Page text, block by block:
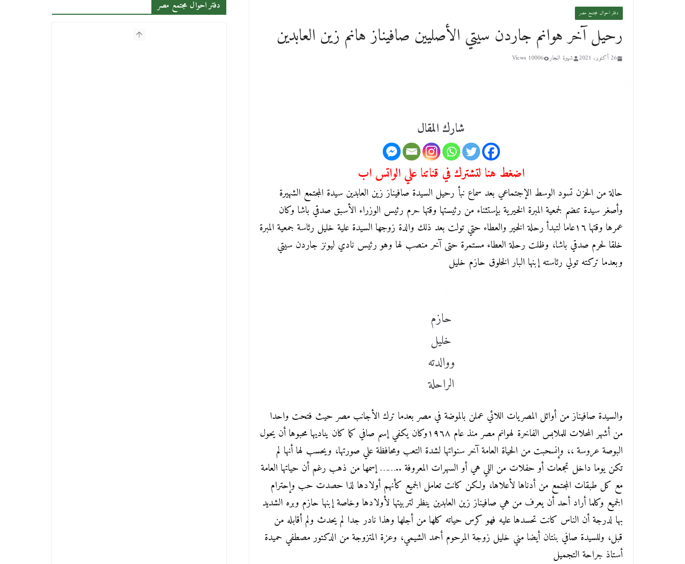
دفتر احوال مجتمع مصر
رحيل آخر هوانم جاردن سيتي الأصليين صافيناز هانم زين العابدين
26 أكتوبر، 2021 شهيرة النجار 10006 Views
شارك المقال
اضغط هنا لتشترك في قناتنا علي الواتس اب
حالة من الحزن تسود الوسط الإجتماعي بعد سماع نبأ رحيل السيدة صافيناز زين العابدين سيدة المجتمع الشهيرة
وأصغر سيدة تنضم لجمعية المبرة الخيرية بإستثناء من رئيستها وقتها حرم رئيس الوزراء الأسبق صدقي باشا وكان
عمرها وقتها ١٦عاما لتبدأ رحلة الخير والعطاء حتي تولت بعد ذلك والدة زوجها السيدة علية خليل رئاسة جمعية المبرة
خلقا لحرم صدقي باشا، وظلت رحلة العطاء مستمرة حتى آخر منصب لها وهو رئيس نادي ليونز جاردن سيتي
وبعدما تركته تولي رئاسته إبنها البار الخلوق حازم خليل
حازم
خليل
ووالدته
الراحلة
والسيدة صافيناز من أوائل المصريات اللائي عملن بالموضة في مصر بعدما ترك الأجانب مصر حيث فتحت واحدا
من أشهر المحلات للملابس الفاخرة لهوانم مصر منذ عام ١٩٦٨وكان يكفي إسم صافي كما كان يناديها محبوها أن يحول
البوصة عروسة ،، وإنسحبت من الحياة العامة آخر سنواتها لشدة التعب ومحافظة علي صورتها، ويحسب لها أنها لم
تكن يوما داخل تجمعات أو حفلات من اللي هي أو السهرات المعروفة ..…… إسمها من ذهب رغم أن حياتها العامة
مع كل طبقات المجتمع من أدناها لأعلاها، ولكن كانت تعامل الجميع كأنهم أولادها لذا حصدت حب وإحترام
الجميع وكلما أراد أحد أن يعرف من هي صافيناز زين العابدين ينظر لتربيتها لأولادها وخاصة إبنها حازم وبره الشديد
بها لدرجة أن الناس كانت تحسدها عليه فهو كرس حياته كلها من أجلها وهذا نادر جدا لم يحدث ولم أقابله من
قبل، وللسيدة صافي بنتان أيضا مني خليل زوجة المرحوم أحمد الشيمي، وعزة المتزوجة من الدكتور مصطفي حميدة
أستاذ جراحة التجميل
دفتر احوال مجتمع مصر